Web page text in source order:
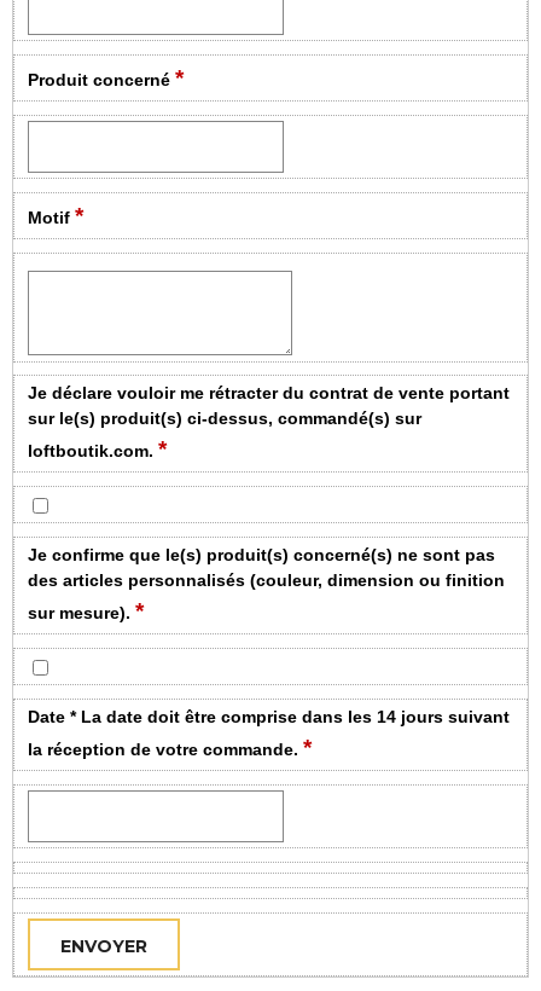
Produit concerné*
Motif*
Je déclare vouloir me rétracter du contrat de vente portant
sur le(s) produit(s) ci-dessus, commandé(s) sur
loftboutik.com.*
Je confirme que le(s) produit(s) concerné(s) ne sont pas
des articles personnalisés (couleur, dimension ou finition
sur mesure).*
Date * La date doit être comprise dans les 14 jours suivant
la réception de votre commande.*